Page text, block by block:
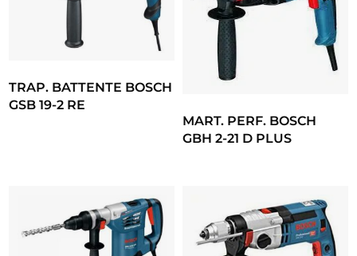
TRAP. BATTENTE BOSCH
GSB 19-2 RE
MART. PERF. BOSCH
GBH 2-21 D PLUS